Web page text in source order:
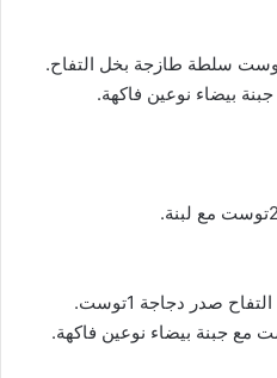
صدر دجاجة 1توست.